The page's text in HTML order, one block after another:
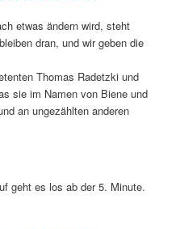
etwas ändern wird, steht
dran, und wir geben die
Thomas Radetzki und
sie im Namen von Biene und
an ungezählten anderen
geht es los ab der 5. Minute.